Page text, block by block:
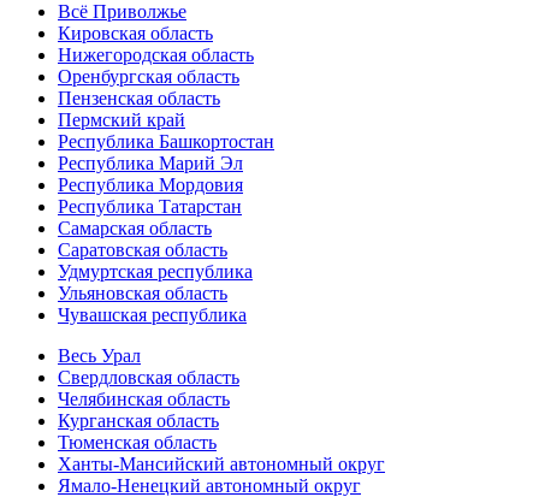
Всё Приволжье
Кировская область
Нижегородская область
Оренбургская область
Пензенская область
Пермский край
Республика Башкортостан
Республика Марий Эл
Республика Мордовия
Республика Татарстан
Самарская область
Саратовская область
Удмуртская республика
Ульяновская область
Чувашская республика
Весь Урал
Свердловская область
Челябинская область
Курганская область
Тюменская область
Ханты-Мансийский автономный округ
Ямало-Ненецкий автономный округ